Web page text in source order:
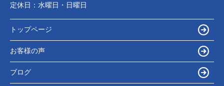
定休日： 水曜日・日曜日
トップページ
お客様の声
ブログ